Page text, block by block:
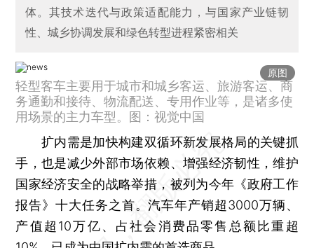
体。其技术迭代与政策适配能力，与国家产业链韧
性、城乡协调发展和绿色转型进程紧密相关
原图
轻型客车主要用于城市和城乡客运、旅游客运、商
务通勤和接待、物流配送、专用作业等，是诸多使
用场景的主力车型。图：视觉中国
扩内需是加快构建双循环新发展格局的关键抓
手，也是减少外部市场依赖、增强经济韧性，维护
国家经济安全的战略举措，被列为今年《政府工作
报告》十大任务之首。汽车年产销超3000万辆、
产值超10万亿、占社会消费品零售总额比重超